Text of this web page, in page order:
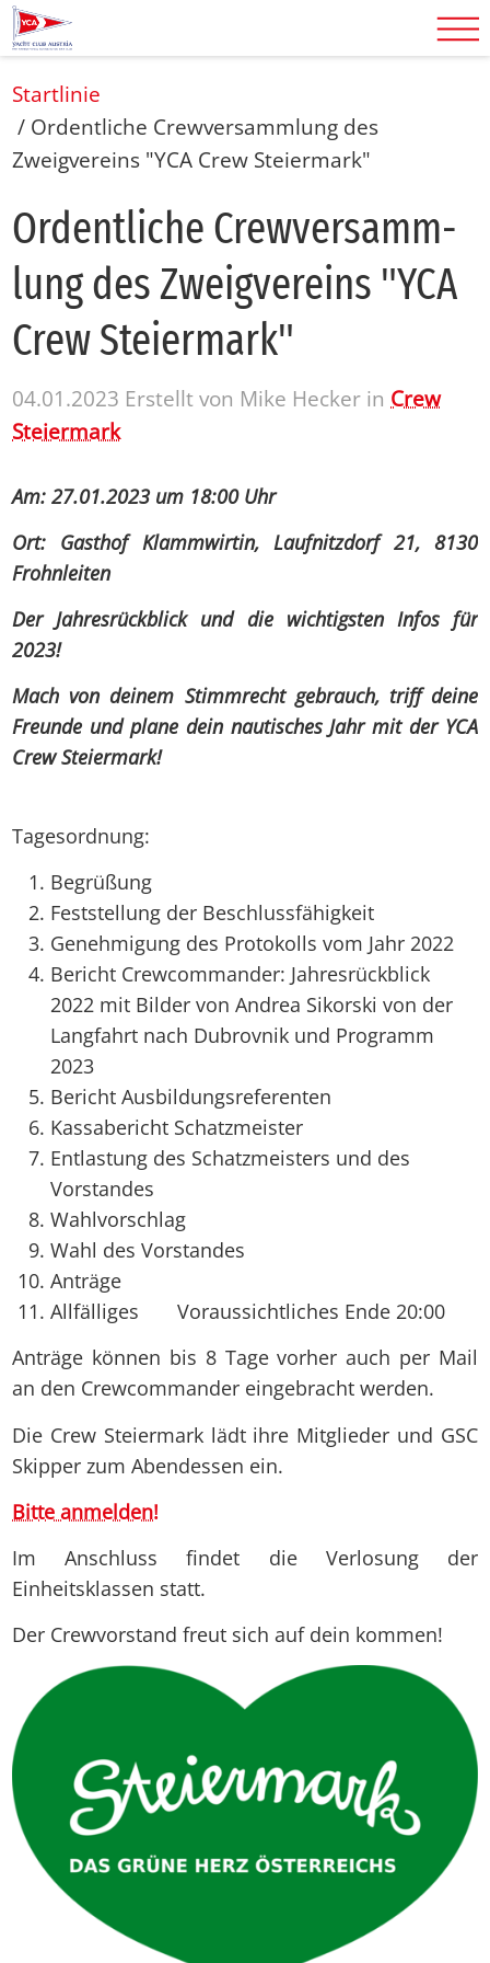
Startlinie
/ Ordentliche Crewversammlung des
Zweigvereins "YCA Crew Steiermark"
Or­dent­li­che Crewver­samm­
lung des Zweig­ver­eins "YCA
Crew Stei­er­mark"
04.01.2023 Erstellt von Mike Hecker in Crew
Steiermark
Am: 27.01.2023 um 18:00 Uhr
Ort: Gasthof Klammwirtin, Laufnitzdorf 21, 8130
Frohnleiten
Der Jahresrückblick und die wichtigsten Infos für
2023!
Mach von deinem Stimmrecht gebrauch, triff deine
Freunde und plane dein nautisches Jahr mit der YCA
Crew Steiermark!
Tagesordnung:
Begrüßung
Feststellung der Beschlussfähigkeit
Genehmigung des Protokolls vom Jahr 2022
Bericht Crewcommander: Jahresrückblick
2022 mit Bilder von Andrea Sikorski von der
Langfahrt nach Dubrovnik und Programm
2023
Bericht Ausbildungsreferenten
Kassabericht Schatzmeister
Entlastung des Schatzmeisters und des
Vorstandes
Wahlvorschlag
Wahl des Vorstandes
Anträge
Allfälliges Voraussichtliches Ende 20:00
Anträge können bis 8 Tage vorher auch per Mail
an den Crewcommander eingebracht werden.
Die Crew Steiermark lädt ihre Mitglieder und GSC
Skipper zum Abendessen ein.
Bitte anmelden!
Im Anschluss findet die Verlosung der
Einheitsklassen statt.
Der Crewvorstand freut sich auf dein kommen!